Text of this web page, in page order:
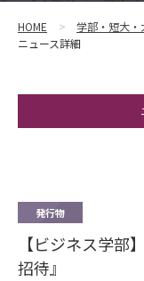
HOME 学部・短大
ニュース詳細
発行物
【ビジネス学部
招待』